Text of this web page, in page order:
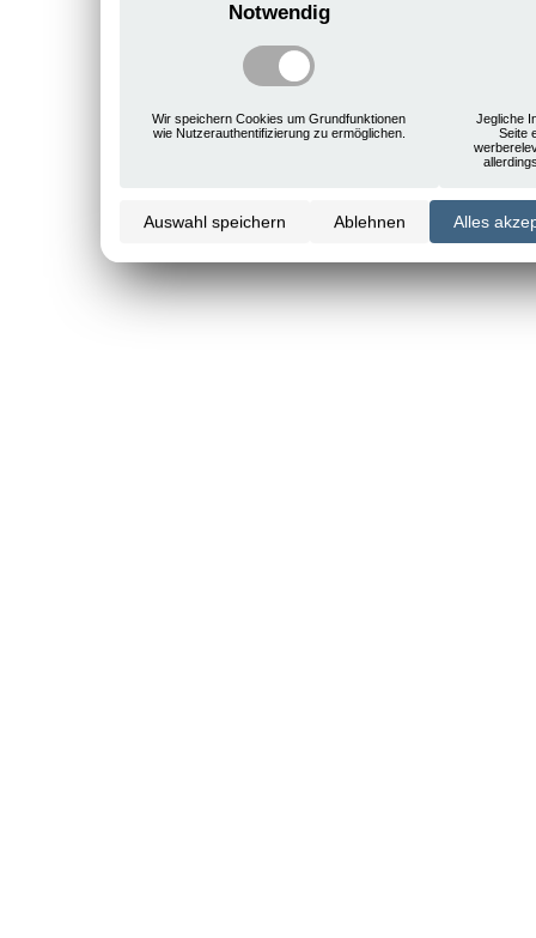
Notwendig
Wir speichern Cookies um Grundfunktionen
wie Nutzerauthentifizierung zu ermöglichen.
Jegliche
Seite
Auswahl speichern Ablehnen Alles